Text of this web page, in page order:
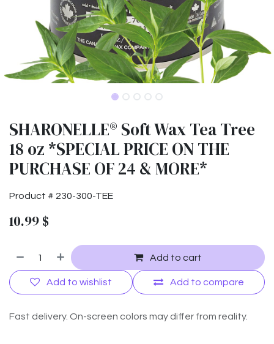
SHARONELLE® Soft Wax Tea Tree
18 oz *SPECIAL PRICE ON THE
PURCHASE OF 24 & MORE*
Product # 230-300-TEE
10.99 $
Add to cart
Add to compare
Add to wishlist
Fast delivery. On-screen colors may differ from reality.